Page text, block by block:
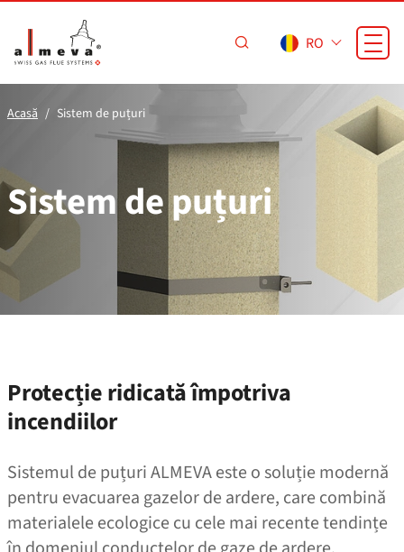
RO
Acasă Sistem de puțuri
Sistem de puțuri
Protecție ridicată împotriva
incendiilor
Sistemul de puțuri ALMEVA este o soluție modernă
pentru evacuarea gazelor de ardere, care combină
materialele ecologice cu cele mai recente tendințe